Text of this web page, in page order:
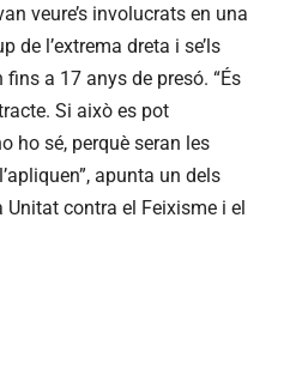
veure’s involucrats en una
de l’extrema dreta i se’ls
a 17 anys de presó. “És
Si això es pot
ho sé, perquè seran les
apunta un dels
contra el Feixisme i el